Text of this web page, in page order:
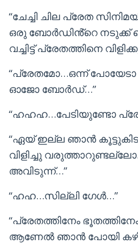
“ചേച്ചി ചില പ്രേത
ഒരു ബോർഡിൻ്റെ നടുക്ക്
വച്ചിട്ട് പ്രേതത്തിനെ
“പ്രേതമോ…ഒന്ന്
ഓജോ ബോർഡ്…”
“ഹഹഹ…പേടിയുണ്ടോ
“ഏയ് ഇല്ല ഞാൻ
വിളിച്ചു
അവിടുന്ന്…”
“ഹഹ…സില്ലി ഗേൾ…”
“പ്രേതത്തിനേം
ആണേൽ ഞാൻ പോയി